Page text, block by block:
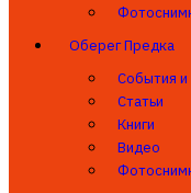
Оберег Предка
События и
Статьи
Книги
Видео